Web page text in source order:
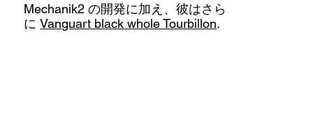
Mechanik2 の開発に加え、彼はさら
にVanguart black whole Tourbillon.